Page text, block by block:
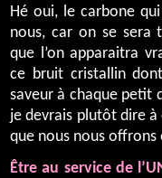
Hé oui, le carbone
nous, car on se sera
que l’on apparaitra
ce bruit cristallin
saveur à chaque petit
je devrais plutôt dire
que nous nous
Être au service de